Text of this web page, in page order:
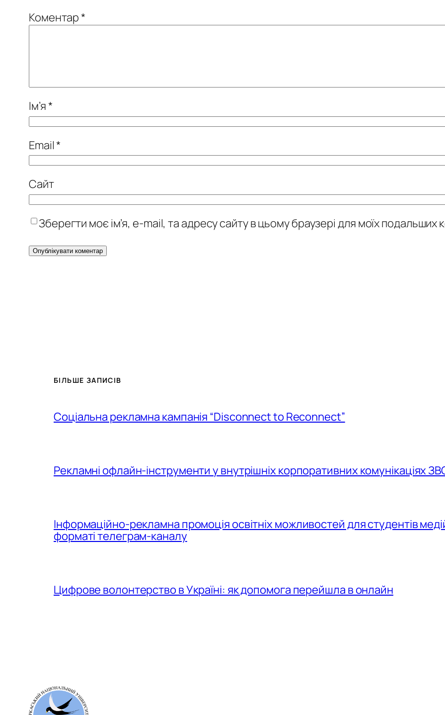
Коментар*
Ім’я*
Email*
Сайт
Зберегти моє ім’я, e-mail, та адресу сайту в цьому браузері для моїх подальших
БІЛЬШЕ ЗАПИСІВ
Соціальна рекламна кампанія “Disconnect to Reconnect”
Рекламні офлайн-інструменти у внутрішніх корпоративних комунікаціях
Інформаційно-рекламна промоція освітніх можливостей для студентів
форматі телеграм-каналу
Цифрове волонтерство в Україні: як допомога перейшла в онлайн